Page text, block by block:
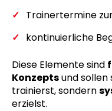
Trainertermine
kontinuierliche
Diese Elemente sind
Konzeptsund sollen
trainierst, sondern
erzielst.